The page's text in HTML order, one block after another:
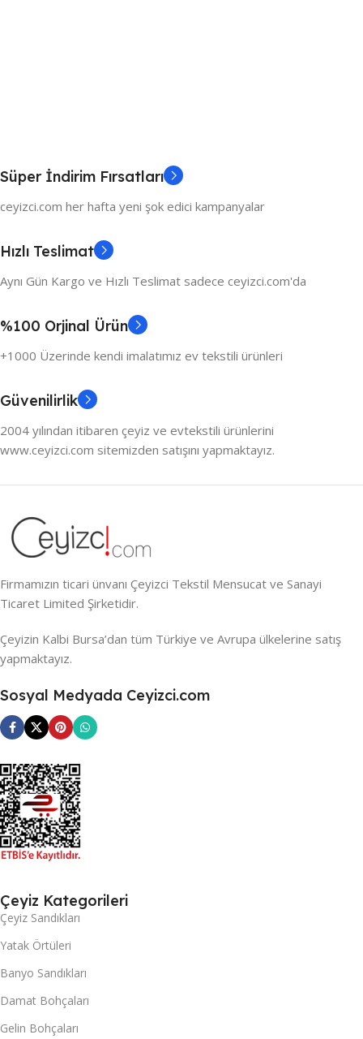
Süper İndirim Fırsatları
ceyizci.com her hafta yeni şok edici kampanyalar
Hızlı Teslimat
Aynı Gün Kargo ve Hızlı Teslimat sadece ceyizci.com'da
%100 Orjinal Ürün
+1000 Üzerinde kendi imalatımız ev tekstili ürünleri
Güvenilirlik
2004 yılından itibaren çeyiz ve evtekstili ürünlerini
www.ceyizci.com sitemizden satışını yapmaktayız.
Firmamızın ticari ünvanı Çeyizci Tekstil Mensucat ve Sanayi
Ticaret Limited Şirketidir.
Çeyizin Kalbi Bursa’dan tüm Türkiye ve Avrupa ülkelerine satış
yapmaktayız.
Sosyal Medyada Ceyizci.com
Çeyiz Kategorileri
Çeyiz Sandıkları
Yatak Örtüleri
Banyo Sandıkları
Damat Bohçaları
Gelin Bohçaları